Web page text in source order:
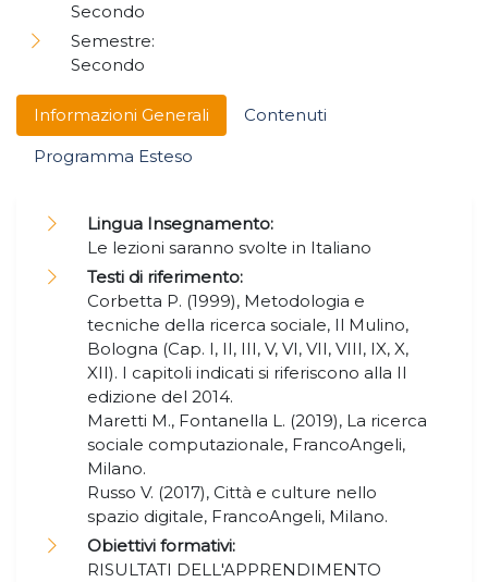
Informazioni Generali
Contenuti
Programma Esteso
Lingua Insegnamento:
Le lezioni saranno svolte in Italiano
Testi di riferimento:
Corbetta P. (1999), Metodologia e
tecniche della ricerca sociale, Il Mulino,
Bologna (Cap. I, II, III, V, VI, VII, VIII, IX, X,
XII). I capitoli indicati si riferiscono alla II
edizione del 2014.
Maretti M., Fontanella L. (2019), La ricerca
sociale computazionale, FrancoAngeli,
Milano.
Russo V. (2017), Città e culture nello
spazio digitale, FrancoAngeli, Milano.
Obiettivi formativi:
RISULTATI DELL'APPRENDIMENTO
Secondo
Semestre:
Secondo